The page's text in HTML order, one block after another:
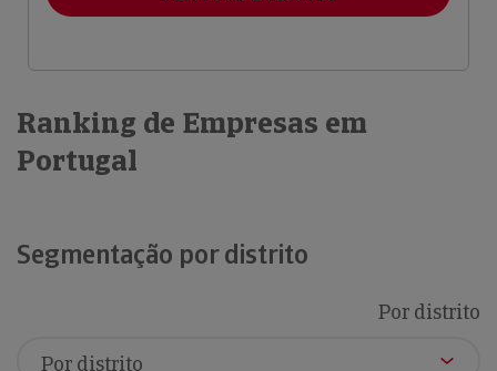
Ranking de Empresas em
Portugal
Segmentação por distrito
Por distrito